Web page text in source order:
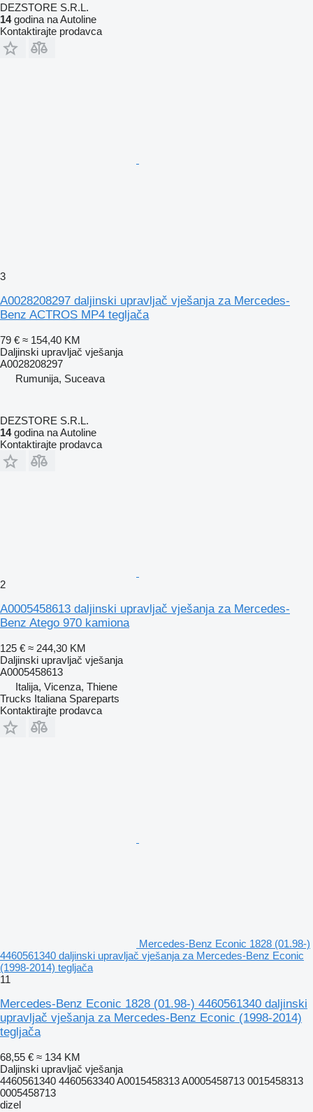
DEZSTORE S.R.L.
14godina na Autoline
Kontaktirajte prodavca
3
A0028208297 daljinski upravljač vješanja za Mercedes-
Benz ACTROS MP4 tegljača
79 € ≈ 154,40 KM
Daljinski upravljač vješanja
A0028208297
Rumunija, Suceava
DEZSTORE S.R.L.
14godina na Autoline
Kontaktirajte prodavca
2
A0005458613 daljinski upravljač vješanja za Mercedes-
Benz Atego 970 kamiona
125 € ≈ 244,30 KM
Daljinski upravljač vješanja
A0005458613
Italija, Vicenza, Thiene
Trucks Italiana Spareparts
Kontaktirajte prodavca
Mercedes-Benz Econic 1828 (01.98-)
4460561340 daljinski upravljač vješanja za Mercedes-Benz Econic
(1998-2014) tegljača
11
Mercedes-Benz Econic 1828 (01.98-) 4460561340 daljinski
upravljač vješanja za Mercedes-Benz Econic (1998-2014)
tegljača
68,55 € ≈ 134 KM
Daljinski upravljač vješanja
4460561340 4460563340 A0015458313 A0005458713 0015458313
0005458713
dizel